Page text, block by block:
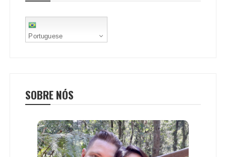
Portuguese
SOBRE NÓS